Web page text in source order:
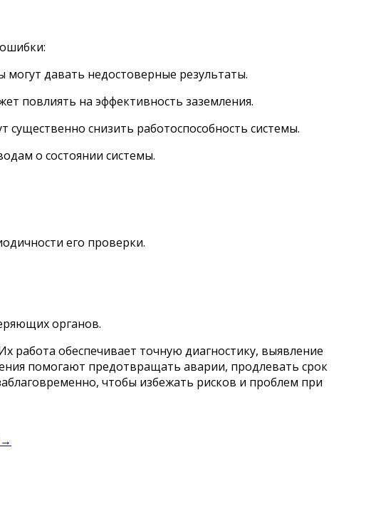
давать недостоверные результаты.
повлиять на эффективность заземления.
снизить работоспособность системы.
о состоянии системы.
его проверки.
органов.
обеспечивает точную диагностику, выявление
помогают предотвращать аварии, продлевать срок
чтобы избежать рисков и проблем при
→